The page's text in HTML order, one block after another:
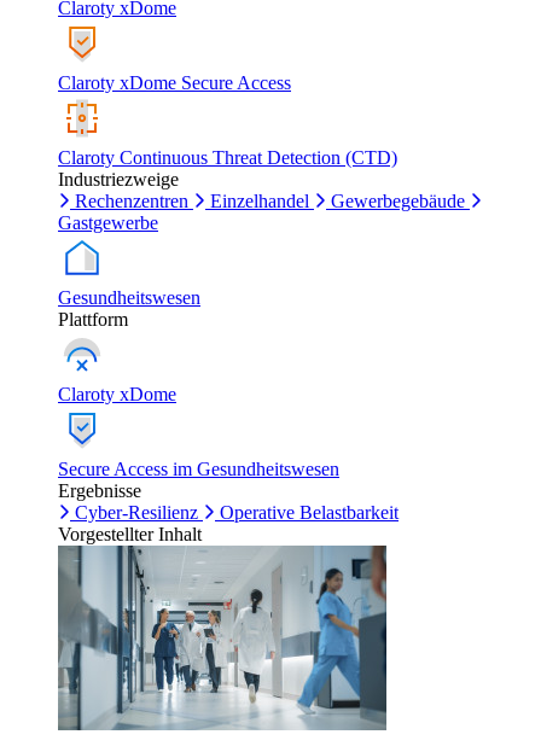
Claroty xDome
Claroty xDome Secure Access
Claroty Continuous Threat Detection (CTD)
Industriezweige
Rechenzentren
Einzelhandel
Gewerbegebäude
Gastgewerbe
Gesundheitswesen
Plattform
Claroty xDome
Secure Access im Gesundheitswesen
Ergebnisse
Cyber-Resilienz
Operative Belastbarkeit
Vorgestellter Inhalt